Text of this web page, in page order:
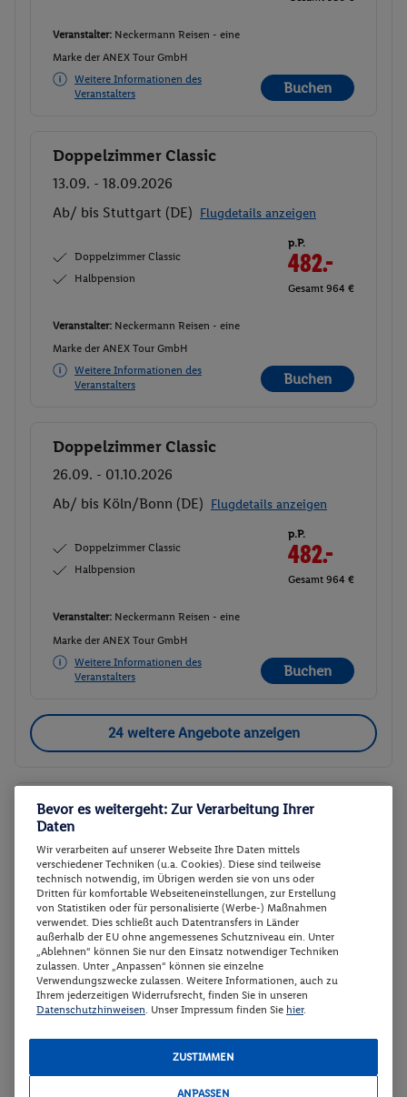
Veranstalter: Neckermann Reisen - eine
Marke der ANEX Tour GmbH
Weitere Informationen des
Veranstalters
Buchen
Buchen
Doppelzimmer Classic
13.09. - 18.09.2026
Ab/ bis Stuttgart (DE) Flugdetails anzeigen
Doppelzimmer Classic
Halbpension
p.P.
482.-
Gesamt 964 €
Veranstalter: Neckermann Reisen - eine
Marke der ANEX Tour GmbH
Weitere Informationen des
Veranstalters
Buchen
Buchen
Doppelzimmer Classic
26.09. - 01.10.2026
Ab/ bis Köln/Bonn (DE) Flugdetails anzeigen
Doppelzimmer Classic
Halbpension
p.P.
482.-
Gesamt 964 €
Veranstalter: Neckermann Reisen - eine
Marke der ANEX Tour GmbH
Weitere Informationen des
Veranstalters
Buchen
24 weitere Angebote anzeigen
Doppelzimmer, Standard,
Klimaanlage, Dusche
Zimmerdetails
Buchen
Doppelzimmer, Standard, Klimaanlage,
Dusche
01.04. - 06.04.2027
Abflugzeiten werden nachgereicht
p.P.
Bevor es weitergeht: Zur Verarbeitung Ihrer
Daten
Wir verarbeiten auf unserer Webseite Ihre Daten mittels
verschiedener Techniken (u.a. Cookies). Diese sind teilweise
technisch notwendig, im Übrigen werden sie von uns oder
Dritten für komfortable Webseiteneinstellungen, zur Erstellung
von Statistiken oder für personalisierte (Werbe-) Maßnahmen
verwendet. Dies schließt auch Datentransfers in Länder
außerhalb der EU ohne angemessenes Schutzniveau ein. Unter
„Ablehnen“ können Sie nur den Einsatz notwendiger Techniken
zulassen. Unter „Anpassen“ können sie einzelne
Verwendungszwecke zulassen. Weitere Informationen, auch zu
Ihrem jederzeitigen Widerrufsrecht, finden Sie in unseren
Datenschutzhinweisen. Unser Impressum finden Sie hier.
ZUSTIMMEN
ANPASSEN